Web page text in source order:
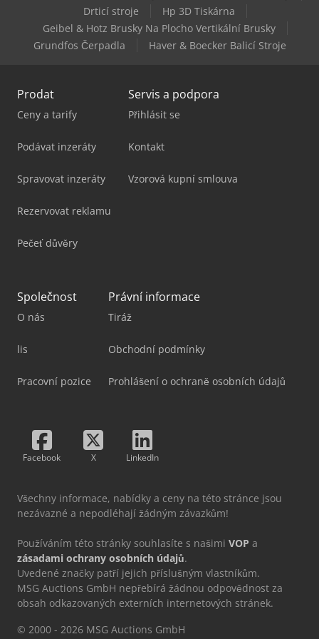
Drticí stroje
Hp 3D Tiskárna
Geibel & Hotz Brusky Na Plocho Vertikální Brusky
Grundfos Čerpadla
Haver & Boecker Balicí Stroje
Prodat
Ceny a tarify
Podávat inzeráty
Spravovat inzeráty
Rezervovat reklamu
Pečeť důvěry
Servis a podpora
Přihlásit se
Kontakt
Vzorová kupní smlouva
Společnost
O nás
lis
Pracovní pozice
Právní informace
Tiráž
Obchodní podmínky
Prohlášení o ochraně osobních údajů
Facebook X LinkedIn
Všechny informace, nabídky a ceny na této stránce jsou
nezávazné a nepodléhají žádným závazkům!
Používáním této stránky souhlasíte s našimi VOP a
zásadami ochrany osobních údajů.
Uvedené značky patří jejich příslušným vlastníkům.
MSG Auctions GmbH nepřebírá žádnou odpovědnost za
obsah odkazovaných externích internetových stránek.
© 2000 - 2026 MSG Auctions GmbH